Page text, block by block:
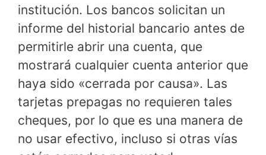
institución. Los bancos solicitan un
informe del historial bancario antes de
permitirle abrir una cuenta, que
mostrará cualquier cuenta anterior que
haya sido «cerrada por causa». Las
tarjetas prepagas no requieren tales
cheques, por lo que es una manera de
no usar efectivo, incluso si otras vías